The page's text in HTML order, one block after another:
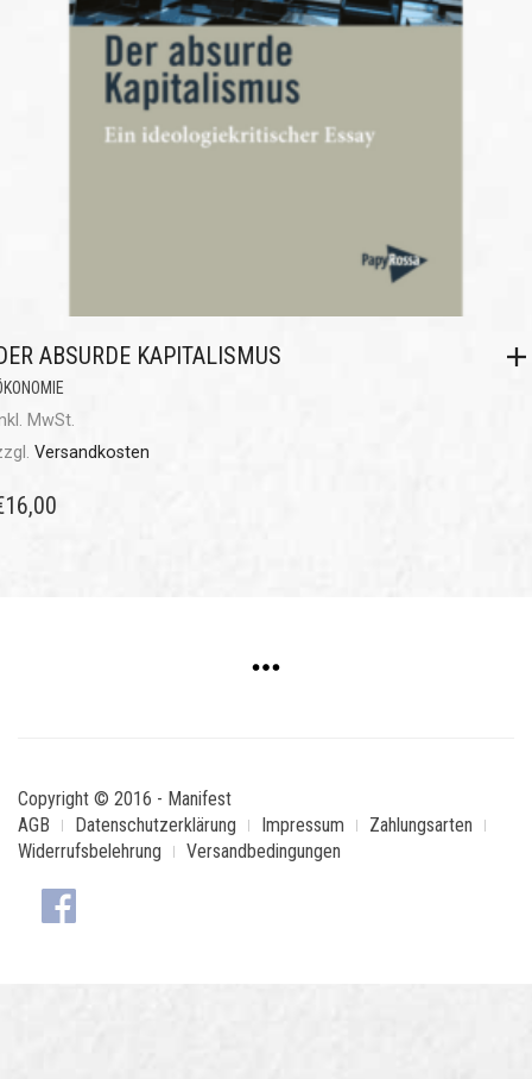
ABSURDE KAPITALISMUS
MwSt.
Versandkosten
16,00
Copyright © 2016 - Manifest
AGB
Datenschutzerklärung Impressum
Zahlungsarten
Widerrufsbelehrung
Versandbedingungen